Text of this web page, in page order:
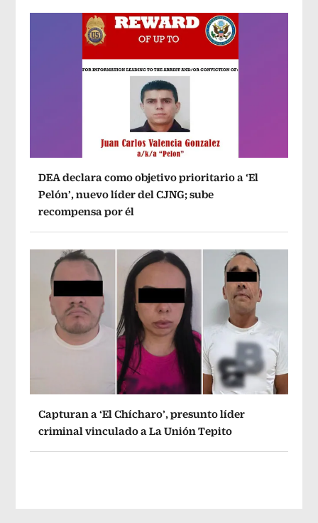
DEA declara como objetivo prioritario a ‘El
Pelón’, nuevo líder del CJNG; sube
recompensa por él
Capturan a ‘El Chícharo’, presunto líder
criminal vinculado a La Unión Tepito